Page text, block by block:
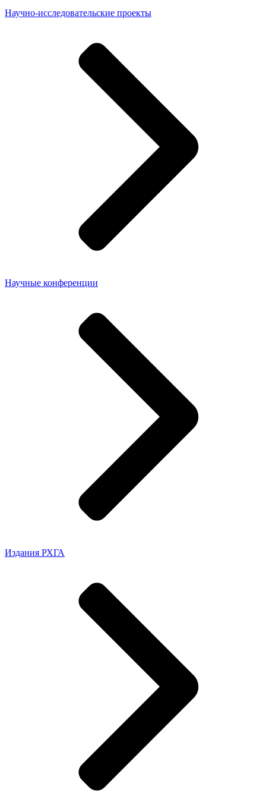
Научно-исследовательские проекты
Научные конференции
Издания РХГА